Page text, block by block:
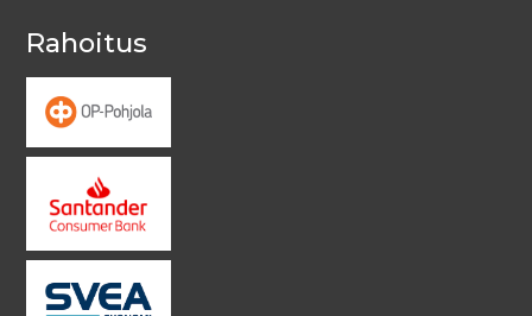
Rahoitus